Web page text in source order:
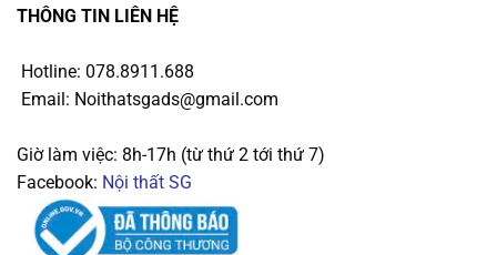
THÔNG TIN LIÊN HỆ
Hotline: 078.8911.688
Email: Noithatsgads@gmail.com
Giờ làm việc: 8h-17h (từ thứ 2 tới thứ 7)
Facebook: Nội thất SG